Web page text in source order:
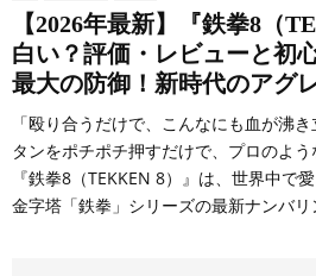
【2026年最新】『鉄拳8（
白い？評価・レビューと初
最大の防御！新時代のアグ
「殴り合うだけで、こんなにも血が沸
タンをポチポチ押すだけで、プロのよう
『鉄拳8（TEKKEN 8）』は、世界中で
金字塔「鉄拳」シリーズの最新ナンバ